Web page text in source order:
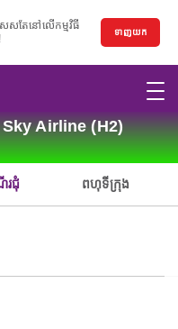
សតែនៅលើកម្មវិធី
ទាញយក
Airline (H2)
រជុំ ពហុទីក្រុង